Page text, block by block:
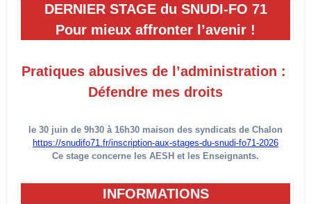
DERNIER STAGE du SNUDI-FO 71
Pour mieux affronter l’avenir !
Pratiques abusives de l’administration :
Défendre mes droits
le 30 juin de 9h30 à 16h30 maison des syndicats de Chalon
https://snudifo71.fr/inscription-aux-stages-du-snudi-fo71-2026
Ce stage concerne les AESH et les Enseignants.
INFORMATIONS